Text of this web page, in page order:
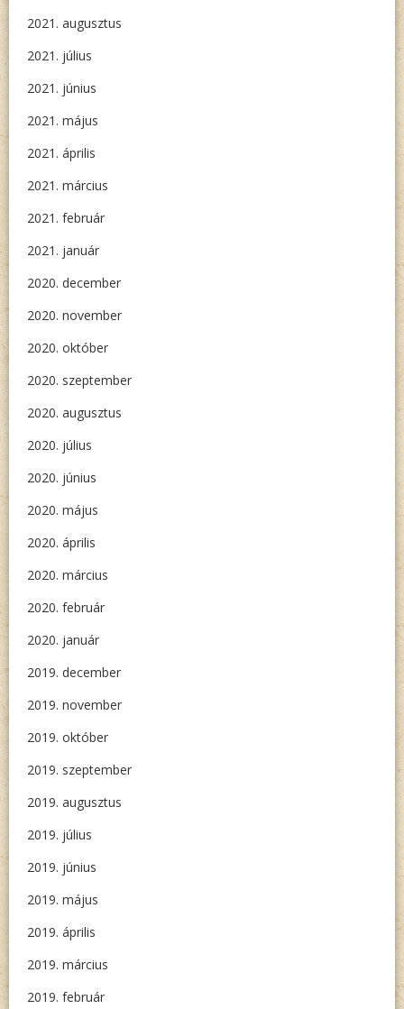
2021. augusztus
2021. július
2021. június
2021. május
2021. április
2021. március
2021. február
2021. január
2020. december
2020. november
2020. október
2020. szeptember
2020. augusztus
2020. július
2020. június
2020. május
2020. április
2020. március
2020. február
2020. január
2019. december
2019. november
2019. október
2019. szeptember
2019. augusztus
2019. július
2019. június
2019. május
2019. április
2019. március
2019. február